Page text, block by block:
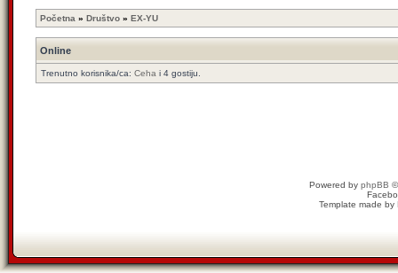
Početna » Društvo » EX-YU
Online
Trenutno korisnika/ca: Ceha i 4 gostiju.
Powered by phpBB
Template made by